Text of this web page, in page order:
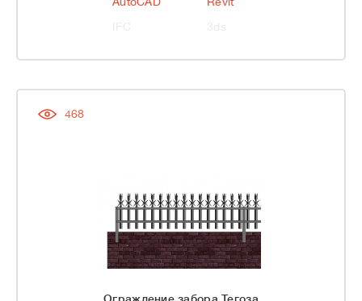
468